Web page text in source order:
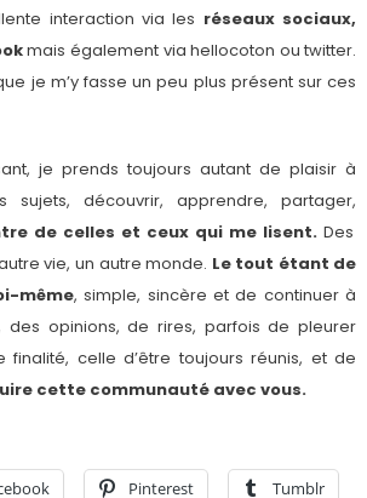
interaction via les réseaux sociaux,
mais également via hellocoton ou twitter.
je m’y fasse un peu plus présent sur ces
je prends toujours autant de plaisir à
sujets, découvrir, apprendre, partager,
de celles et ceux qui me lisent. Des
vie, un autre monde. Le tout étant de
même, simple, sincère et de continuer à
des opinions, de rires, parfois de pleurer
finalité, celle d’être toujours réunis, et de
cette communauté avec vous.
Pinterest Tumblr